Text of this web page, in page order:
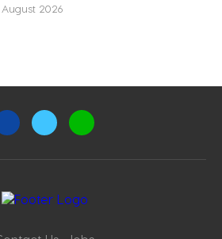
August 2026